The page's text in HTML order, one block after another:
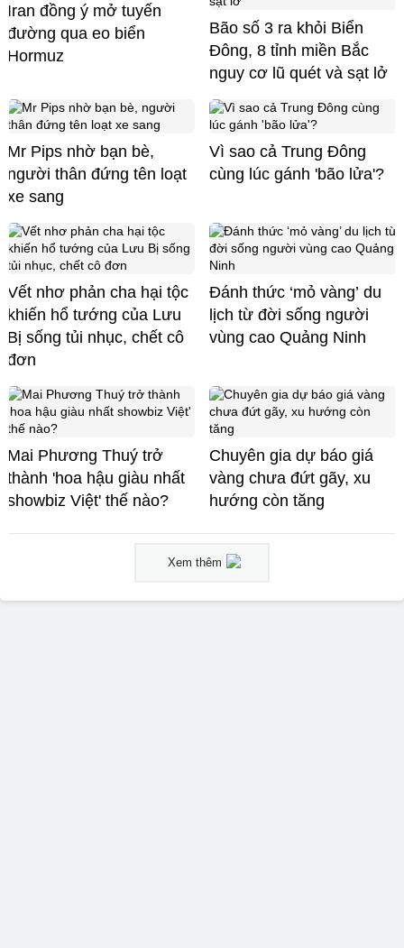
Iran đồng ý mở tuyến
đường qua eo biển
Hormuz
Bão số 3 ra khỏi Biển
Đông, 8 tỉnh miền Bắc
nguy cơ lũ quét và sạt lở
Mr Pips nhờ bạn bè,
người thân đứng tên loạt
xe sang
Vì sao cả Trung Đông
cùng lúc gánh 'bão lửa'?
Vết nhơ phản cha hại tộc
khiến hổ tướng của Lưu
Bị sống tủi nhục, chết cô
đơn
Đánh thức ‘mỏ vàng’ du
lịch từ đời sống người
vùng cao Quảng Ninh
Mai Phương Thuý trở
thành 'hoa hậu giàu nhất
showbiz Việt' thế nào?
Chuyên gia dự báo giá
vàng chưa đứt gãy, xu
hướng còn tăng
Xem thêm